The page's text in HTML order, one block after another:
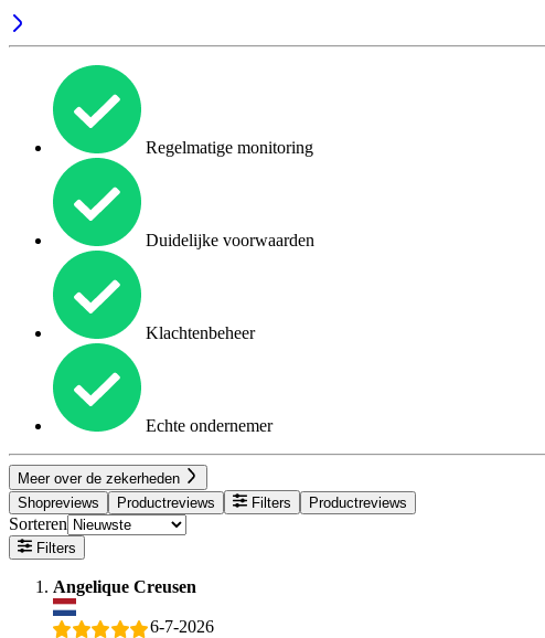
Regelmatige monitoring
Duidelijke voorwaarden
Klachtenbeheer
Echte ondernemer
Meer over de zekerheden
Shopreviews
Productreviews Filters Productreviews
Sorteren
Filters
Angelique Creusen
6-7-2026